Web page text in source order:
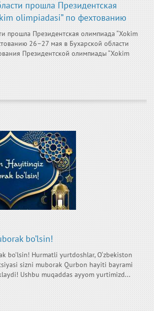
прошла Президентская
olimpiadasi” по фехтованию
прошла Президентская олимпиада “Xokim
26–27 мая в Бухарской области
Президентской олимпиады “Xokim
bo’lsin!
bo’lsin! Hurmatli yurtdoshlar, O‘zbekiston
sizni muborak Qurbon hayiti bayrami
Ushbu muqaddas ayyom yurtimizd...